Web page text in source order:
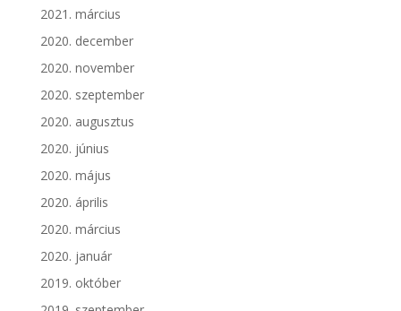
2021. március
2020. december
2020. november
2020. szeptember
2020. augusztus
2020. június
2020. május
2020. április
2020. március
2020. január
2019. október